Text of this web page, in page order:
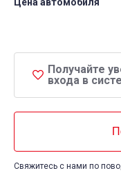
Получайте
входа в
Свяжитесь с нами по